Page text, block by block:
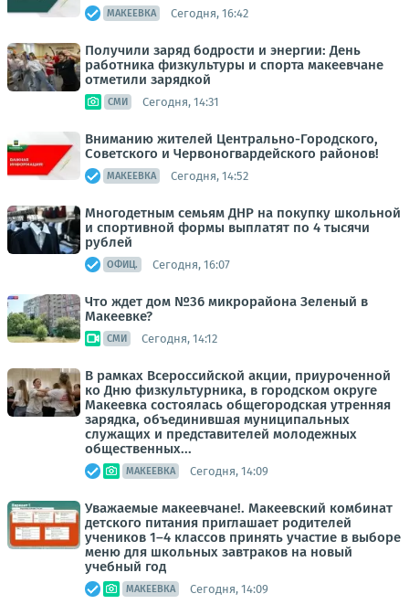
МАКЕЕВКА Сегодня, 16:42
Получили заряд бодрости и энергии: День
работника физкультуры и спорта макеевчане
отметили зарядкой
СМИ Сегодня, 14:31
Вниманию жителей Центрально-Городского,
Советского и Червоногвардейского районов!
МАКЕЕВКА Сегодня, 14:52
Многодетным семьям ДНР на покупку школьной
и спортивной формы выплатят по 4 тысячи
рублей
ОФИЦ. Сегодня, 16:07
Что ждет дом №36 микрорайона Зеленый в
Макеевке?
СМИ Сегодня, 14:12
В рамках Всероссийской акции, приуроченной
ко Дню физкультурника, в городском округе
Макеевка состоялась общегородская утренняя
зарядка, объединившая муниципальных
служащих и представителей молодежных
общественных...
МАКЕЕВКА Сегодня, 14:09
Уважаемые макеевчане!. Макеевский комбинат
детского питания приглашает родителей
учеников 1–4 классов принять участие в выборе
меню для школьных завтраков на новый
учебный год
МАКЕЕВКА Сегодня, 14:09